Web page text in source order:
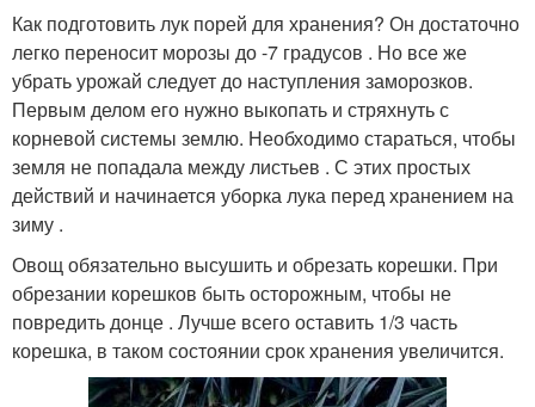
Как подготовить лук порей для хранения? Он достаточно
легко переносит морозы до -7 градусов . Но все же
убрать урожай следует до наступления заморозков.
Первым делом его нужно выкопать и стряхнуть с
корневой системы землю. Необходимо стараться, чтобы
земля не попадала между листьев . С этих простых
действий и начинается уборка лука перед хранением на
зиму .
Овощ обязательно высушить и обрезать корешки. При
обрезании корешков быть осторожным, чтобы не
повредить донце . Лучше всего оставить 1/3 часть
корешка, в таком состоянии срок хранения увеличится.